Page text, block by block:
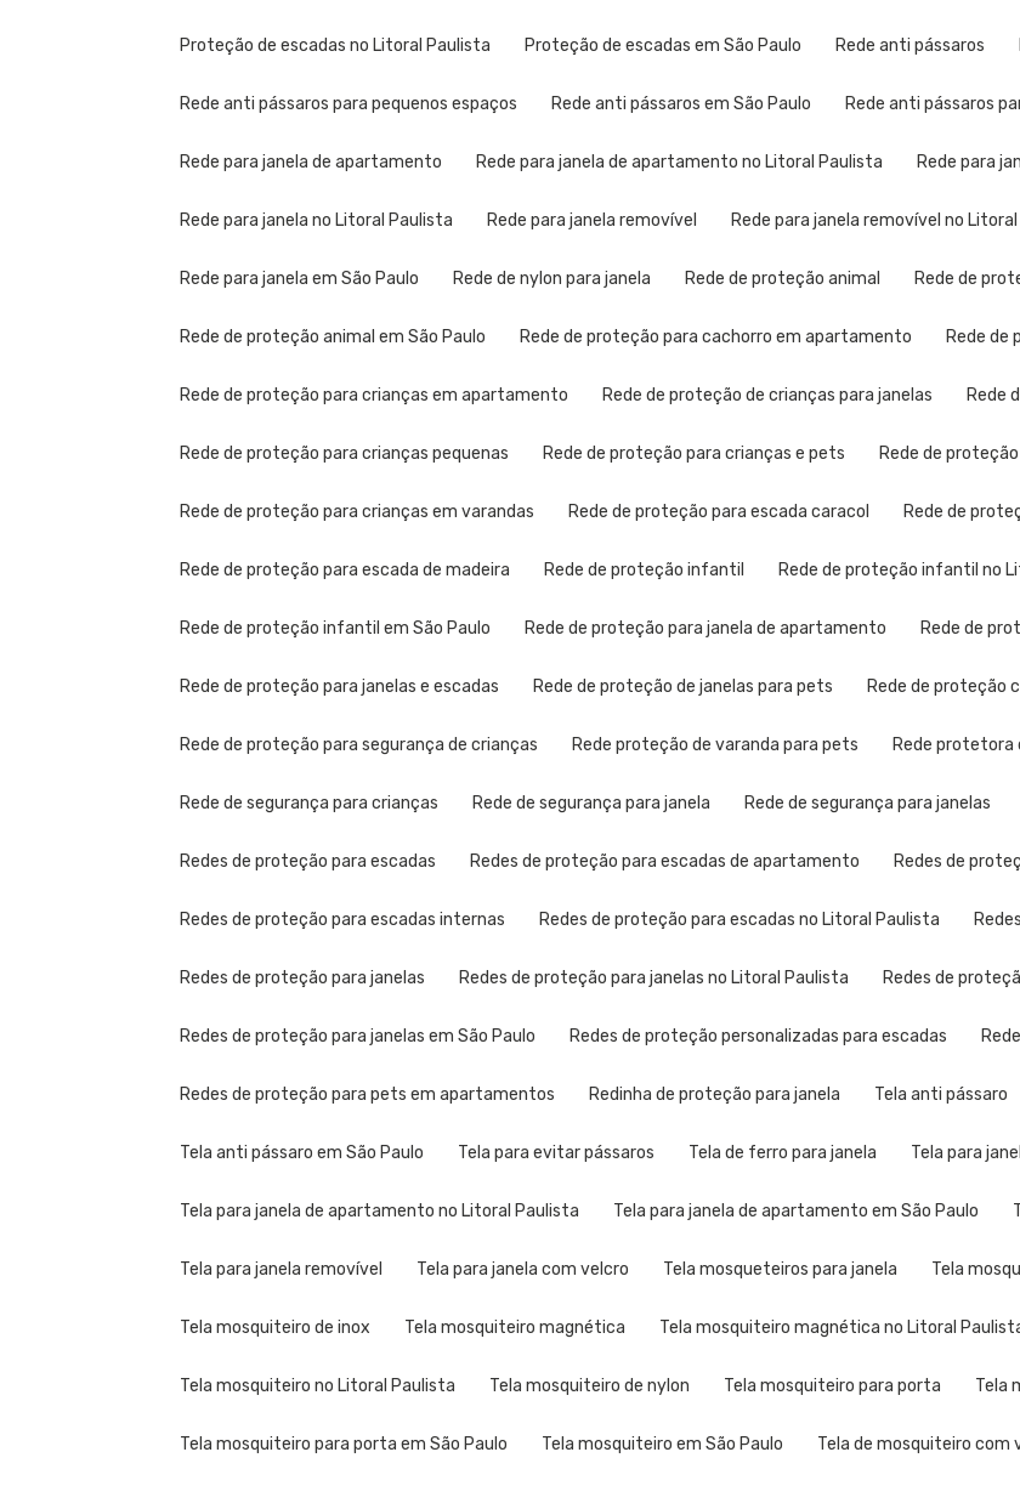
Proteção de escadas no Litoral Paulista Proteção de escadas em São Paulo Rede anti pássaros
Rede anti pássaros para pequenos espaços Rede anti pássaros em São Paulo Rede anti pássaros
Rede para janela de apartamento Rede para janela de apartamento no Litoral Paulista Rede para
Rede para janela no Litoral Paulista Rede para janela removível Rede para janela removível no
Rede para janela em São Paulo Rede de nylon para janela Rede de proteção animal Rede de
Rede de proteção animal em São Paulo Rede de proteção para cachorro em apartamento Rede
Rede de proteção para crianças em apartamento Rede de proteção de crianças para janelas
Rede de proteção para crianças pequenas Rede de proteção para crianças e pets Rede de
Rede de proteção para crianças em varandas Rede de proteção para escada caracol Rede de
Rede de proteção para escada de madeira Rede de proteção infantil Rede de proteção infantil no
Rede de proteção infantil em São Paulo Rede de proteção para janela de apartamento Rede de
Rede de proteção para janelas e escadas Rede de proteção de janelas para pets Rede de proteção
Rede de proteção para segurança de crianças Rede proteção de varanda para pets Rede protetora
Rede de segurança para crianças Rede de segurança para janela Rede de segurança para janelas
Redes de proteção para escadas Redes de proteção para escadas de apartamento Redes de
Redes de proteção para escadas internas Redes de proteção para escadas no Litoral Paulista
Redes de proteção para janelas Redes de proteção para janelas no Litoral Paulista Redes de
Redes de proteção para janelas em São Paulo Redes de proteção personalizadas para escadas
Redes de proteção para pets em apartamentos Redinha de proteção para janela Tela anti pássaro
Tela anti pássaro em São Paulo Tela para evitar pássaros Tela de ferro para janela Tela para
Tela para janela de apartamento no Litoral Paulista Tela para janela de apartamento em São Paulo
Tela para janela removível Tela para janela com velcro Tela mosqueteiros para janela Tela
Tela mosquiteiro de inox Tela mosquiteiro magnética Tela mosquiteiro magnética no Litoral
Tela mosquiteiro no Litoral Paulista Tela mosquiteiro de nylon Tela mosquiteiro para porta
Tela mosquiteiro para porta em São Paulo Tela mosquiteiro em São Paulo Tela de mosquiteiro com